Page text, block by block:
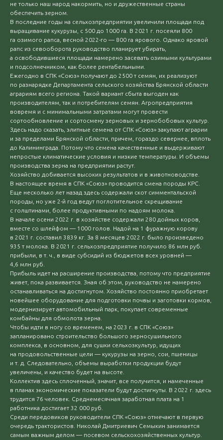
не только наш народ накормить, но и дружественные страны
обеспечить зерном.
В последние годы на сельхозпредприятии увеличили площади под
выращивание кукурузы, с 500 до 1000 га. В 2021 г. посеяли 800
га озимого рапса, весной 2022-го — 800 га ярового. Однако яровой
рапс из севооборота руководство планирует убирать,
а освободившиеся площади намерено засевать озимыми культурами
и подсолнечником, как более рентабельными.
Ежегодно в СПК «Союз» получают до 2500 т семян, их реализуют
по разнарядке Департамента сельского хозяйства Брянской области
аграриям всего региона. Такой вариант сбыта выгоден как
производителям, так и потребителям семян. Агропредприятия
вовремя и с минимальными затратами могут провести
сортообновление и сортосмену зерновых и зернобобовых культур.
Здесь надо сказать, элитные семена от СПК «Союз» закупают аграрии
и за пределами Брянской области, причем, гораздо севернее, вплоть
до Калининграда. Потому что семена качественные и выдерживают
непростые климатические условия и низкие температуры. И объемы
производства зерна на предприятии растут.
Хозяйство добивается высоких результатов и в животноводстве.
В настоящее время в СПК «Союз» проводится смена породы КРС.
Еще несколько лет назад здесь содержали скот симментальской
породы, но уже 2-й год ведут поглотительное скрещивание
с голштинами, более продуктивными по надоям молока.
В начале осени 2022 г. в хозяйстве содержали 280 дойных коров,
вместе со шлейфом — 1000 голов. Надой на 1 фуражную корову
в 2021 г. составил 3839 кг. За 8 месяцев 2022 г. было произведено
935 т молока. В 2021 г. сельхозпредприятие получило 86 млн руб.
прибыли, в т. ч., в виде субсидий из бюджетов всех уровней —
4,6 млн руб.
Прибыль идет на расширение производства, потому что предприятие
живет, пока развивается. Зная об этом, руководство не намерено
останавливаться на достигнутом. Хозяйство постоянно приобретает
новейшее оборудование для подготовки почвы и заготовки кормов,
модернизирует автомобильный парк, покупает современные
комбайны для обмолота зерна.
Чтобы идти в ногу со временем, на 2023 г. в СПК «Союз»
запланировано строительство большого зерносушильного
комплекса, в основном, для сушки сельхозкультур, идущих
на продовольственные цели — кукурузы на зерно, сои, пшеницы
и т. д. Следовательно, объемы выработки продукции будут
увеличены, и качество будет на высоте.
Коллектив здесь сплоченный, значит, все получится, и намеченные
в планах экономические показатели будут достигнуты. В 2022 г. здесь
трудится 76 человек. Среднемесячная заработная плата на 1
работника достигает 32 000 руб.
Среди передовиков руководители СПК «Союз» отмечают в первую
очередь трактористов. Николай Дмитриевич Семыкин занимается
самым важным делом — посевом сельскохозяйственных культур.